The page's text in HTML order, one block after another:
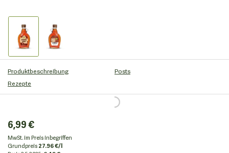
Produktbeschreibung
Posts
Rezepte
6,99 €
MwSt. im Preis inbegriffen
Grundpreis27.96 €/l